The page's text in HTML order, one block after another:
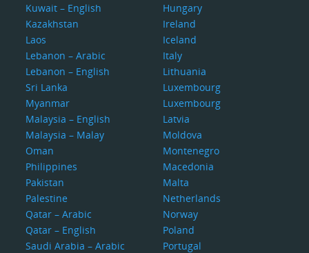
Kuwait – English
Kazakhstan
Laos
Lebanon – Arabic
Lebanon – English
Sri Lanka
Myanmar
Malaysia – English
Malaysia – Malay
Oman
Philippines
Pakistan
Palestine
Qatar – Arabic
Qatar – English
Saudi Arabia – Arabic
Hungary
Ireland
Iceland
Italy
Lithuania
Luxembourg
Luxembourg
Latvia
Moldova
Montenegro
Macedonia
Malta
Netherlands
Norway
Poland
Portugal